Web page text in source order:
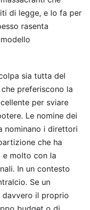
di legge, e lo fa per
rasenta
sia tutta del
preferiscono la
per sviare
Le nomine dei
nominano i direttori
che ha
e molto con la
In un contesto
Se un
il proprio